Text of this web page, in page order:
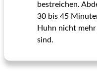
bestreichen.
30 bis 45
Huhn nicht
sind.